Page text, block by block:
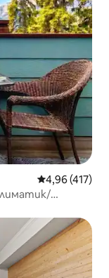
Средна
4,96 (417)